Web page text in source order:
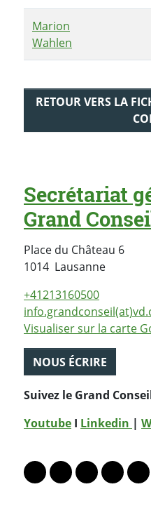
Marion
Wahlen
RETOUR VERS LA
Secrétariat
Grand
Place du Château 6
1014 LausanneSuisse
+41213160500
Visualiser sur la carte
NOUS ÉCRIRE
Suivez le Grand
Youtube I Linkedin |
Lien vers le profil
Lien vers le
Lien vers le
Lien